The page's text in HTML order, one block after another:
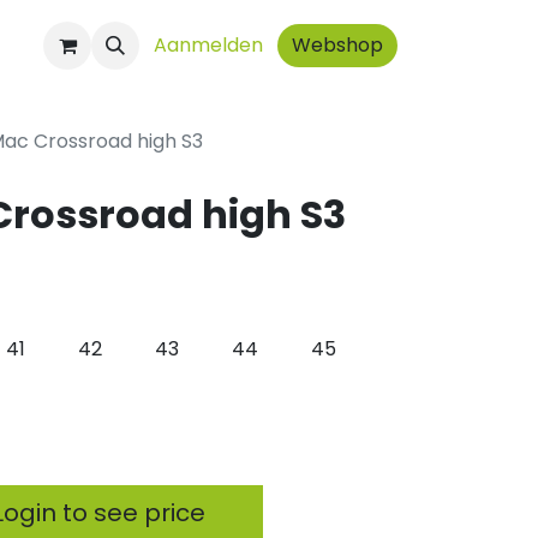
Aanmelden Webshop
Crossroad high S3
high S3
41 42 43 44 45
to see price